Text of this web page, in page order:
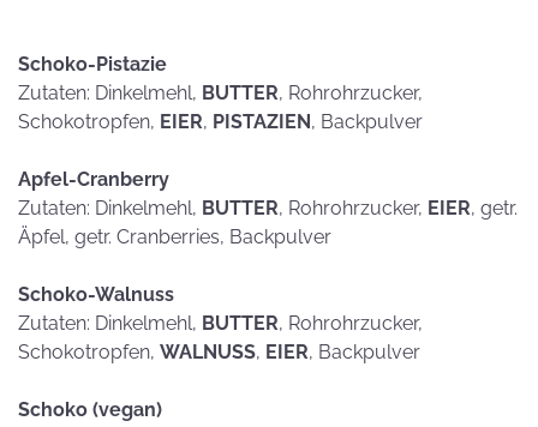
Schoko-Pistazie
Zutaten: Dinkelmehl, BUTTER, Rohrohrzucker,
Schokotropfen, EIER, PISTAZIEN, Backpulver
Apfel-Cranberry
Zutaten: Dinkelmehl, BUTTER, Rohrohrzucker, EIER, getr.
Äpfel, getr. Cranberries, Backpulver
Schoko-Walnuss
Zutaten: Dinkelmehl, BUTTER, Rohrohrzucker,
Schokotropfen, WALNUSS, EIER, Backpulver
Schoko (vegan)